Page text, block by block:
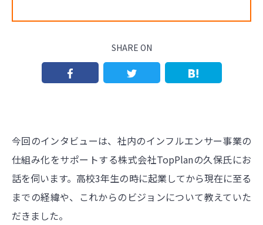
SHARE ON
今回のインタビューは、社内のインフルエンサー事業の
仕組み化をサポートする株式会社TopPlanの久保氏にお
話を伺います。高校3年生の時に起業してから現在に至る
までの経緯や、これからのビジョンについて教えていた
だきました。